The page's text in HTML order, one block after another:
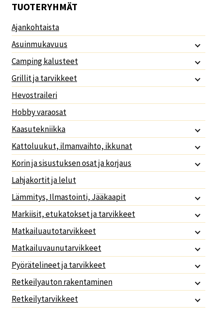
TUOTERYHMÄT
Ajankohtaista
Asuinmukavuus
Camping kalusteet
Grillit ja tarvikkeet
Hevostraileri
Hobby varaosat
Kaasutekniikka
Kattoluukut, ilmanvaihto, ikkunat
Korin ja sisustuksen osat ja korjaus
Lahjakortit ja lelut
Lämmitys, Ilmastointi, Jääkaapit
Markiisit, etukatokset ja tarvikkeet
Matkailuautotarvikkeet
Matkailuvaunutarvikkeet
Pyörätelineet ja tarvikkeet
Retkeilyauton rakentaminen
Retkeilytarvikkeet